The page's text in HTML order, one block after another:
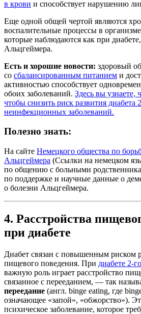
в крови и способствует нарушению
Еще одной общей чертой являются
воспалительные процессы в
которые наблюдаются как при
Альцгеймера.
Есть и хорошие новости: здоровый
со сбалансированным питанием и
активностью способствует
обоих заболеваний. Здесь вы узнаете,
чтобы снизить риск развития диабета
неинфекционных заболеваний.
Полезно знать:
На сайте Немецкого общества по
Альцгеймера (Ссылки на немецком
по общению с больными
по поддержке и научные данные о
о болезни Альцгеймера.
4. Расстройства
при диабете
Диабет связан с повышенным риском
пищевого поведения. При диабете 2-
важную роль играет расстройство
связанное с перееданием, — так
переедание (англ. binge eating, где
означающее «запой», «обжорство»).
психическое заболевание, которое